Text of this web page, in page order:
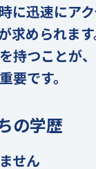
に迅速にア
求められま
持つことが
要です。
の学歴
せん